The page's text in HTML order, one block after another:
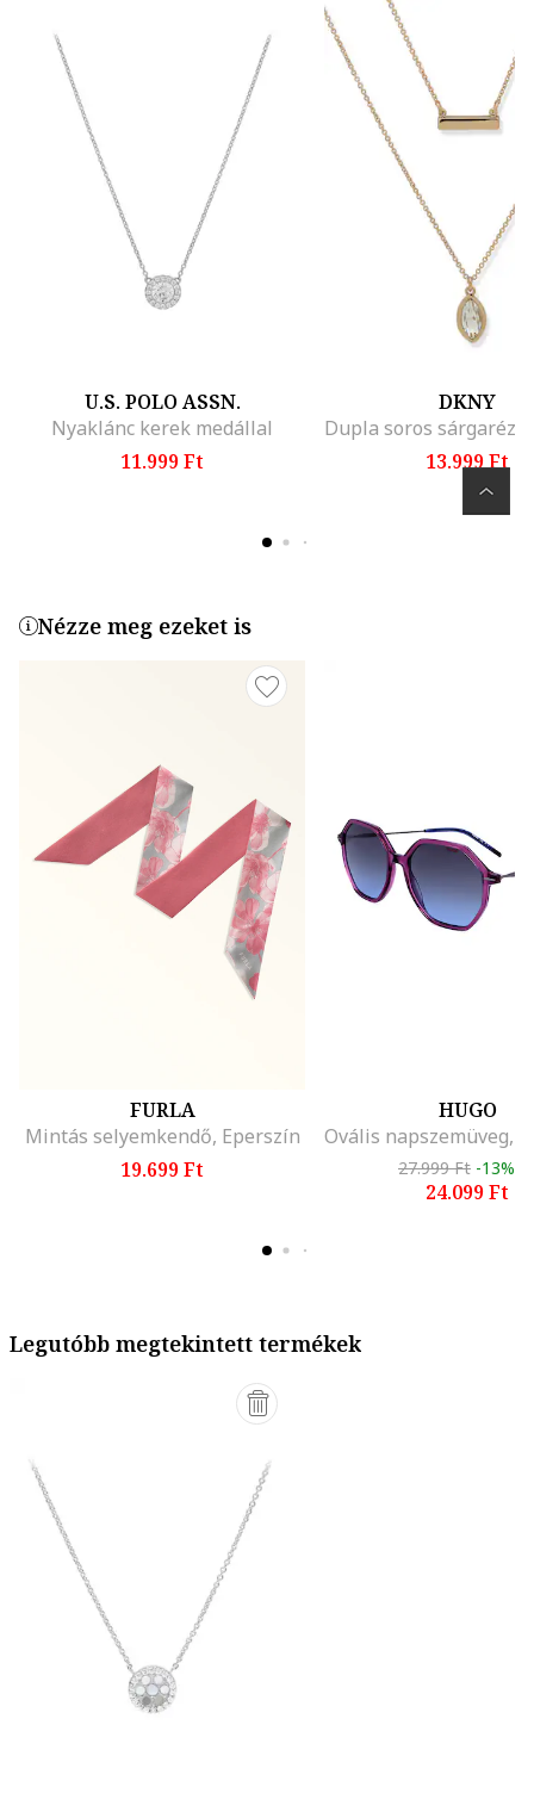
U.S. POLO ASSN.
Nyaklánc kerek medállal
11.999 Ft
DKNY
13.999 Ft
Nézze meg ezeket is
FURLA
Mintás selyemkendő, Eperszín
19.699 Ft
HUGO
27.999 Ft -13%
24.099 Ft
Legutóbb megtekintett termékek